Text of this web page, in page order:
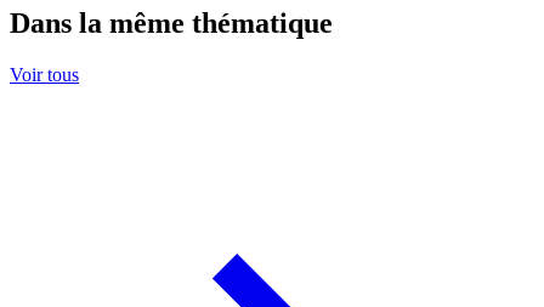
Dans la même thématique
Voir tous